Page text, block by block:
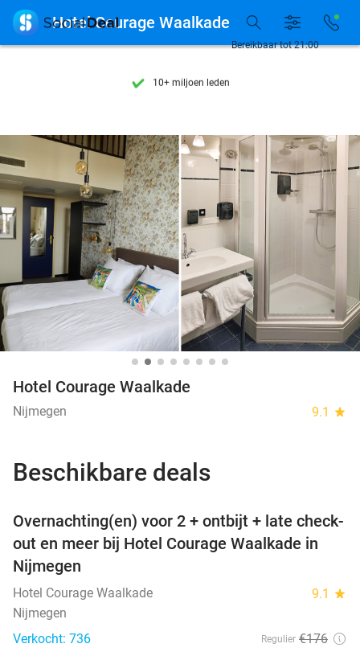
7 dagen per week beschikbaar
7 dagen per week beschikbaar
10+ miljoen leden
Bereikbaar tot 21:00
 Hotel Courage Waalkade
Hotel Courage Waalkade
Nijmegen 9.1 star
Beschikbare deals
Overnachting(en) voor 2 + ontbijt + late check-
out en meer bij Hotel Courage Waalkade in
Nijmegen
Hotel Courage Waalkade 9.1 star
Nijmegen
Verkocht: 736
Regulier €176